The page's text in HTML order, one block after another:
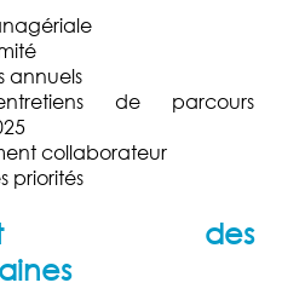
annuels
de parcours
collaborateur
priorités
des